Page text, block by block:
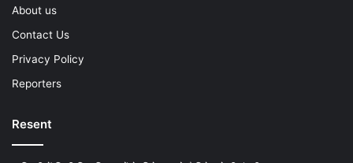
About us
Contact Us
Privacy Policy
Reporters
Resent